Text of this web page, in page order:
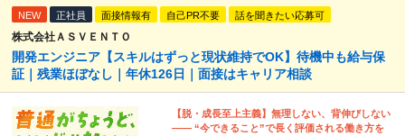
NEW 正社員 面接情報有 自己PR不要 話を聞きたい応募可
株式会社ＡＳＶＥＮＴＯ
開発エンジニア【スキルはずっと現状維持でOK】待機中も給与保
証｜残業ほぼなし｜年休126日｜面接はキャリア相談
【脱・成長至上主義】無理しない、背伸びしない
―― “今できること”で長く評価される働き方を